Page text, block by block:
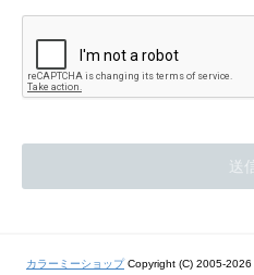
カラーミーショップCopyright (C) 2005-2026